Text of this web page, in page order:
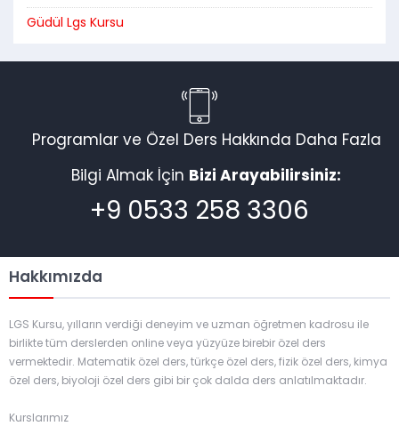
Güdül Lgs Kursu
Programlar ve Özel Ders Hakkında Daha Fazla
Bilgi Almak İçin Bizi Arayabilirsiniz:
+9 0533 258 3306
Hakkımızda
LGS Kursu, yılların verdiği deneyim ve uzman öğretmen kadrosu ile
birlikte tüm derslerden online veya yüzyüze birebir özel ders
vermektedir. Matematik özel ders, türkçe özel ders, fizik özel ders, kimya
özel ders, biyoloji özel ders gibi bir çok dalda ders anlatılmaktadır.
Kurslarımız